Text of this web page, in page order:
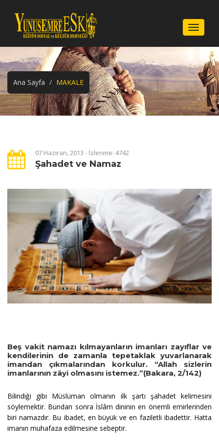
Menu
Ana Sayfa MAKALE
07 Haziran, 2013 - İzlenme: 4742
Şahadet ve Namaz
Beş vakit namazı kılmayanların imanları zayıflar ve
kendilerinin de zamanla tepetaklak yuvarlanarak
imandan çıkmalarından korkulur. “Allah sizlerin
imanlarının zâyi olmasını istemez.”(Bakara, 2/142)
Bilindiği gibi Müslüman olmanın ilk şartı şahadet kelimesini
söylemektir. Bundan sonra İslâm dininin en önemli emirlerinden
biri namazdır. Bu ibadet, en büyük ve en faziletli ibadettir. Hatta
imanın muhafaza edilmesine sebeptir.